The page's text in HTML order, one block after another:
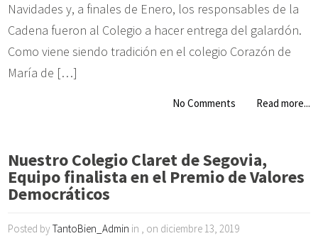
Navidades y, a finales de Enero, los responsables de la
Cadena fueron al Colegio a hacer entrega del galardón.
Como viene siendo tradición en el colegio Corazón de
María de […]
No Comments Read more...
Nuestro Colegio Claret de Segovia,
Equipo finalista en el Premio de Valores
Democráticos
Posted byTantoBien_Admin in , on diciembre 13, 2019